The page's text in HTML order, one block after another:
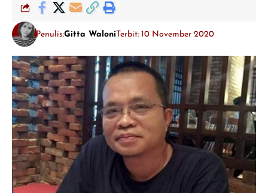
Penulis:Gitta WaloniTerbit: 10 November 2020